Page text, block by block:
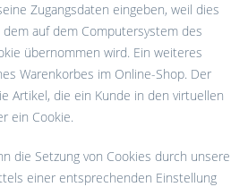
Zugangsdaten eingeben, weil dies
auf dem Computersystem des
übernommen wird. Ein weiteres
Warenkorbes im Online-Shop. Der
Artikel, die ein Kunde in den virtuellen
ein Cookie.
die Setzung von Cookies durch unsere
einer entsprechenden Einstellung